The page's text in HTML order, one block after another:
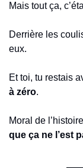
Mais tout ça,
Derrière les
eux.
Et toi, tu restais
à zéro.
Moral de
que ça ne l’est